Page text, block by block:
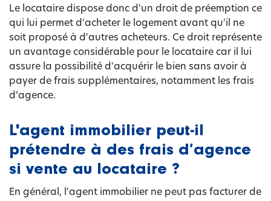
Le locataire dispose donc d'un droit de préemption ce
qui lui permet d'acheter le logement avant qu'il ne
soit proposé à d'autres acheteurs. Ce droit représente
un avantage considérable pour le locataire car il lui
assure la possibilité d'acquérir le bien sans avoir à
payer de frais supplémentaires, notamment les frais
d’agence.
L'agent immobilier peut-il
prétendre à des frais d’agence
si vente au locataire ?
En général, l'agent immobilier ne peut pas facturer de